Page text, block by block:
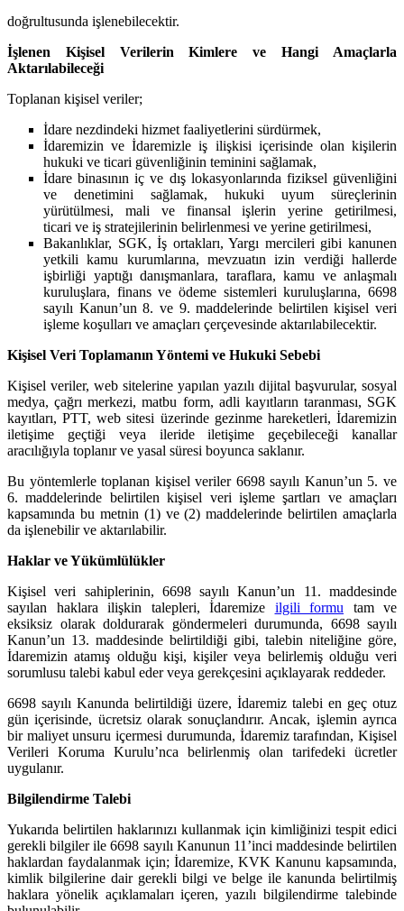
doğrultusunda işlenebilecektir.
İşlenen Kişisel Verilerin Kimlere ve Hangi Amaçlarla
Aktarılabileceği
Toplanan kişisel veriler;
İdare nezdindeki hizmet faaliyetlerini sürdürmek,
İdaremizin ve İdaremizle iş ilişkisi içerisinde olan kişilerin
hukuki ve ticari güvenliğinin teminini sağlamak,
İdare binasının iç ve dış lokasyonlarında fiziksel güvenliğini
ve denetimini sağlamak, hukuki uyum süreçlerinin
yürütülmesi, mali ve finansal işlerin yerine getirilmesi,
ticari ve iş stratejilerinin belirlenmesi ve yerine getirilmesi,
Bakanlıklar, SGK, İş ortakları, Yargı mercileri gibi kanunen
yetkili kamu kurumlarına, mevzuatın izin verdiği hallerde
işbirliği yaptığı danışmanlara, taraflara, kamu ve anlaşmalı
kuruluşlara, finans ve ödeme sistemleri kuruluşlarına, 6698
sayılı Kanun’un 8. ve 9. maddelerinde belirtilen kişisel veri
işleme koşulları ve amaçları çerçevesinde aktarılabilecektir.
Kişisel Veri Toplamanın Yöntemi ve Hukuki Sebebi
Kişisel veriler, web sitelerine yapılan yazılı dijital başvurular, sosyal
medya, çağrı merkezi, matbu form, adli kayıtların taranması, SGK
kayıtları, PTT, web sitesi üzerinde gezinme hareketleri, İdaremizin
iletişime geçtiği veya ileride iletişime geçebileceği kanallar
aracılığıyla toplanır ve yasal süresi boyunca saklanır.
Bu yöntemlerle toplanan kişisel veriler 6698 sayılı Kanun’un 5. ve
6. maddelerinde belirtilen kişisel veri işleme şartları ve amaçları
kapsamında bu metnin (1) ve (2) maddelerinde belirtilen amaçlarla
da işlenebilir ve aktarılabilir.
Haklar ve Yükümlülükler
Kişisel veri sahiplerinin, 6698 sayılı Kanun’un 11. maddesinde
sayılan haklara ilişkin talepleri, İdaremize ilgili formu tam ve
eksiksiz olarak doldurarak göndermeleri durumunda, 6698 sayılı
Kanun’un 13. maddesinde belirtildiği gibi, talebin niteliğine göre,
İdaremizin atamış olduğu kişi, kişiler veya belirlemiş olduğu veri
sorumlusu talebi kabul eder veya gerekçesini açıklayarak reddeder.
6698 sayılı Kanunda belirtildiği üzere, İdaremiz talebi en geç otuz
gün içerisinde, ücretsiz olarak sonuçlandırır. Ancak, işlemin ayrıca
bir maliyet unsuru içermesi durumunda, İdaremiz tarafından, Kişisel
Verileri Koruma Kurulu’nca belirlenmiş olan tarifedeki ücretler
uygulanır.
Bilgilendirme Talebi
Yukarıda belirtilen haklarınızı kullanmak için kimliğinizi tespit edici
gerekli bilgiler ile 6698 sayılı Kanunun 11’inci maddesinde belirtilen
haklardan faydalanmak için; İdaremize, KVK Kanunu kapsamında,
kimlik bilgilerine dair gerekli bilgi ve belge ile kanunda belirtilmiş
haklara yönelik açıklamaları içeren, yazılı bilgilendirme talebinde